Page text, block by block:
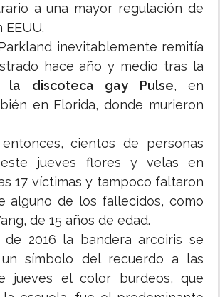
a una mayor regulación de
EEUU.
inevitablemente remitía
hace año y medio tras la
la discoteca gay Pulse, en
en Florida, donde murieron
cientos de personas
jueves flores y velas en
17 víctimas y tampoco faltaron
alguno de los fallecidos, como
de 15 años de edad.
de 2016 la bandera arcoiris se
símbolo del recuerdo a las
jueves el color burdeos, que